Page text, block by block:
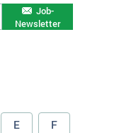
Job-
Newsletter
E F